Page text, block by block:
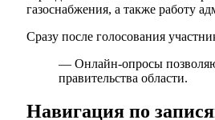
газоснабжения, а также работу
Сразу после голосования
— Онлайн-опросы
правительства области.
Навигация по